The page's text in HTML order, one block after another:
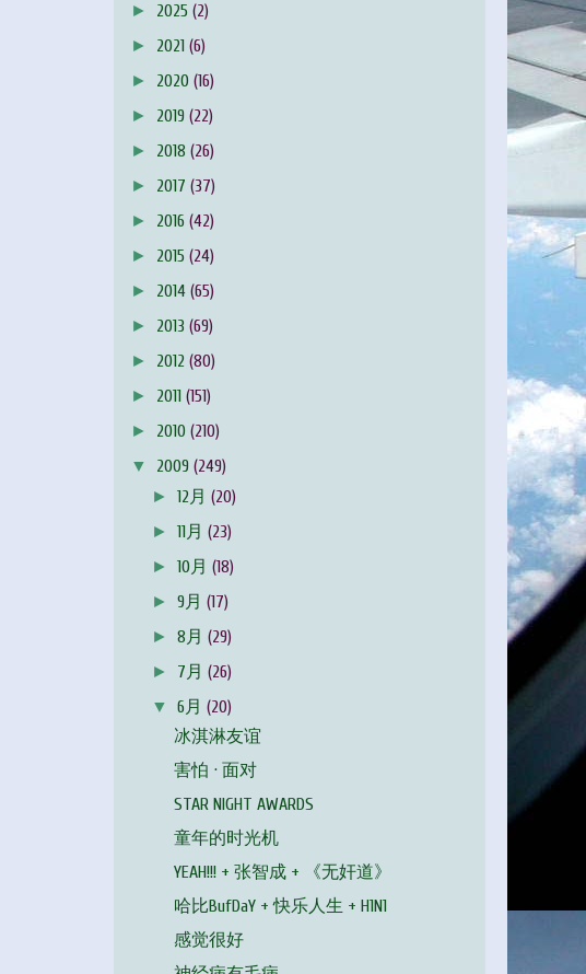
► 2025 (2)
► 2021 (6)
► 2020 (16)
► 2019 (22)
► 2018 (26)
► 2017 (37)
► 2016 (42)
► 2015 (24)
► 2014 (65)
► 2013 (69)
► 2012 (80)
► 2011 (151)
► 2010 (210)
▼ 2009 (249)
►12月(20)
►11月(23)
►10月(18)
►9月(17)
►8月(29)
► 7月(26)
▼6月(20)
冰淇淋友谊
害怕 · 面对
STAR NIGHT AWARDS
童年的时光机
YEAH!!! + 张智成 + 《无奸道》
哈比BufDaY + 快乐人生 + H1N1
感觉很好